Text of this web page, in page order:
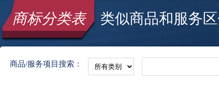
商标分类表类似商品和服务区
商品/服务项目搜索：